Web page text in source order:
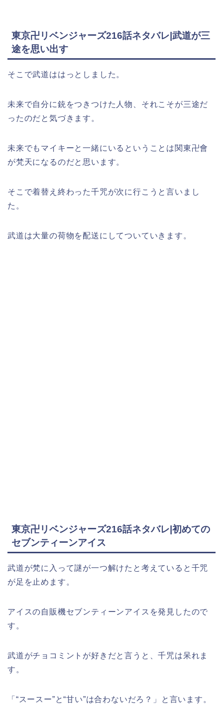
東京卍リベンジャーズ216話ネタバレ|武道が三
途を思い出す
そこで武道ははっとしました。
未来で自分に銃をつきつけた人物、それこそが三途だ
ったのだと気づきます。
未来でもマイキーと一緒にいるということは関東卍會
が梵天になるのだと思います。
そこで着替え終わった千咒が次に行こうと言いまし
た。
武道は大量の荷物を配送にしてついていきます。
東京卍リベンジャーズ216話ネタバレ|初めての
セブンティーンアイス
武道が梵に入って謎が一つ解けたと考えていると千咒
が足を止めます。
アイスの自販機セブンティーンアイスを発見したので
す。
武道がチョコミントが好きだと言うと、千咒は呆れま
す。
「“スースー”と“甘い”は合わないだろ？」と言います。